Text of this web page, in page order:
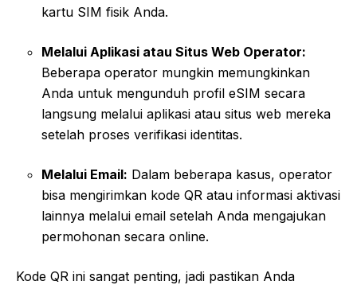
kartu SIM fisik Anda.
Melalui Aplikasi atau Situs Web Operator:
Beberapa operator mungkin memungkinkan
Anda untuk mengunduh profil eSIM secara
langsung melalui aplikasi atau situs web mereka
setelah proses verifikasi identitas.
Melalui Email: Dalam beberapa kasus, operator
bisa mengirimkan kode QR atau informasi aktivasi
lainnya melalui email setelah Anda mengajukan
permohonan secara online.
Kode QR ini sangat penting, jadi pastikan Anda